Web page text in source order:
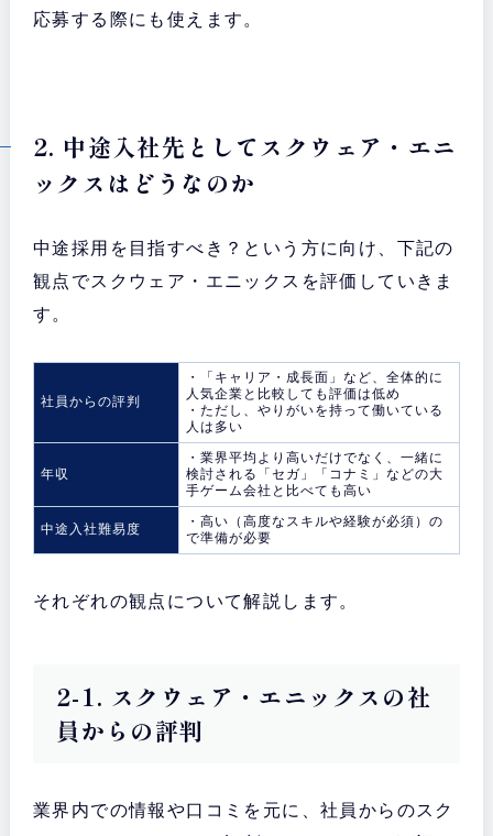
応募する際にも使えます。
2. 中途入社先としてスクウェア・エニ
ックスはどうなのか
中途採用を目指すべき？という方に向け、下記の
観点でスクウェア・エニックスを評価していきま
す。
社員からの評判
・「キャリア・成長面」など、全体的に
人気企業と比較しても評価は低め
・ただし、やりがいを持って働いている
人は多い
年収
・業界平均より高いだけでなく、一緒に
検討される「セガ」「コナミ」などの大
手ゲーム会社と比べても高い
中途入社難易度
・高い（高度なスキルや経験が必須）の
で準備が必要
それぞれの観点について解説します。
2-1. スクウェア・エニックスの社
員からの評判
業界内での情報や口コミを元に、社員からのスク